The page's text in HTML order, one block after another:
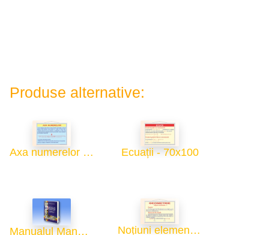
Produse alternative:
Axa numerelor - 70x100 Ecuații - 70x100
Manualul Manualelor Noțiuni elementare de geometrie - 1 - 70x100